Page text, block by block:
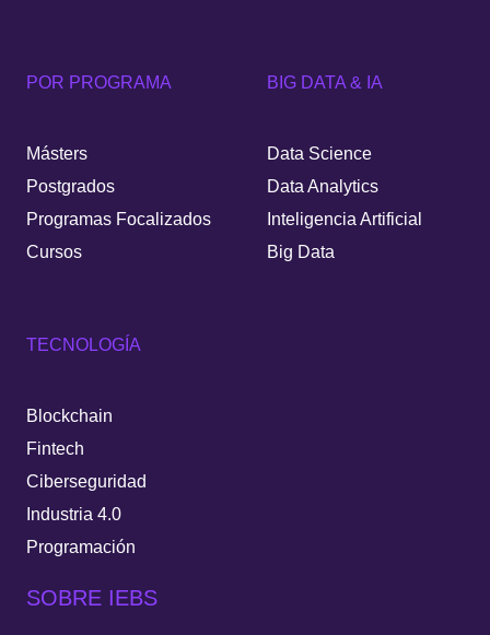
POR PROGRAMA
Másters
Postgrados
Programas Focalizados
Cursos
BIG DATA & IA
Data Science
Data Analytics
Inteligencia Artificial
Big Data
TECNOLOGÍA
Blockchain
Fintech
Ciberseguridad
Industria 4.0
Programación
SOBRE IEBS